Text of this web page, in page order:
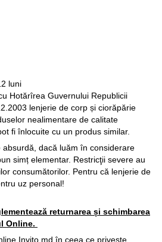
luni
Hotărîrea Guvernului Republicii
lenjerie de corp și ciorăpărie
nealimentare de calitate
fi înlocuite cu un produs similar.
absurdă, dacă luăm în considerare
simț elementar. Restricţii severe au
consumătorilor. Pentru că lenjerie de
uz personal!
returnarea și schimbarea
Online.
Invito.md în ceea ce priveşte